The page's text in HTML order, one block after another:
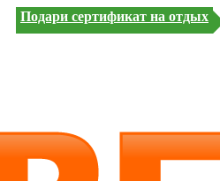
Подари сертификат на отдых